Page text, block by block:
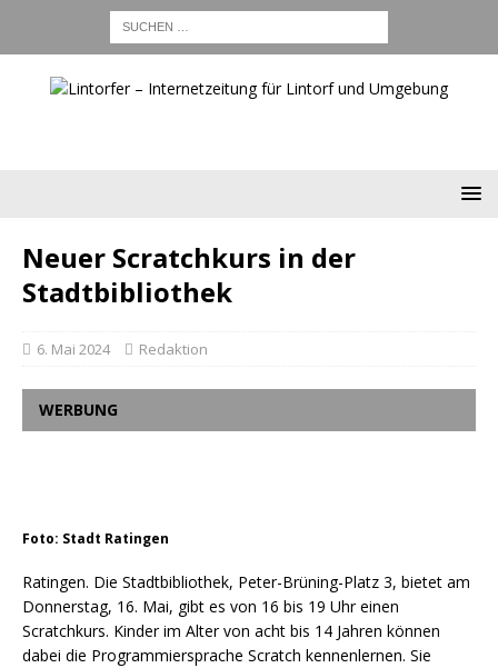
Neuer Scratchkurs in der
Stadtbibliothek
6. Mai 2024 Redaktion
WERBUNG
Foto: Stadt Ratingen
Ratingen. Die Stadtbibliothek, Peter-Brüning-Platz 3, bietet am
Donnerstag, 16. Mai, gibt es von 16 bis 19 Uhr einen
Scratchkurs. Kinder im Alter von acht bis 14 Jahren können
dabei die Programmiersprache Scratch kennenlernen. Sie